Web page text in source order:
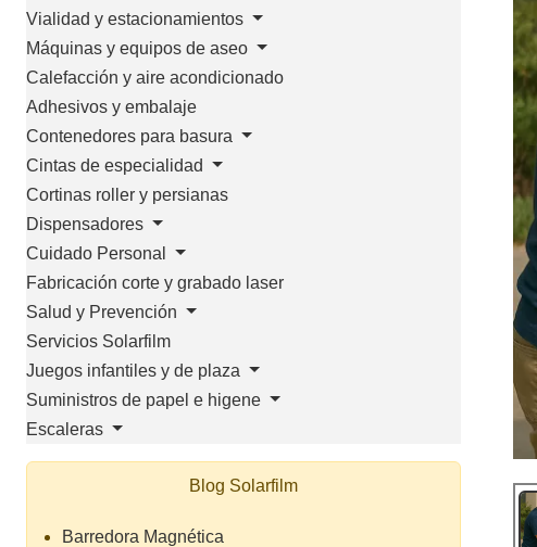
Vialidad y estacionamientos
Máquinas y equipos de aseo
Calefacción y aire acondicionado
Adhesivos y embalaje
Contenedores para basura
Cintas de especialidad
Cortinas roller y persianas
Dispensadores
Cuidado Personal
Fabricación corte y grabado laser
Salud y Prevención
Servicios Solarfilm
Juegos infantiles y de plaza
Suministros de papel e higene
Escaleras
Blog Solarfilm
Barredora Magnética